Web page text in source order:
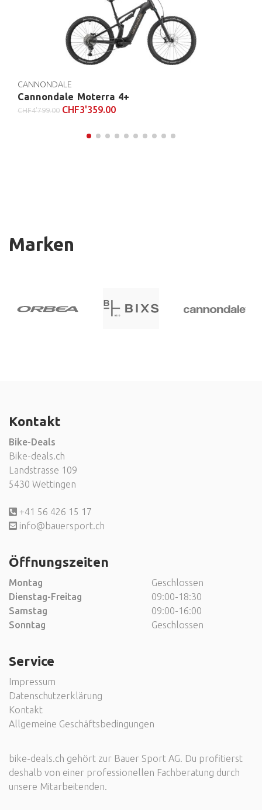
CANNONDALE
Cannondale Moterra 4+
CHF4'799.00 CHF3'359.00
Marken
Kontakt
Bike-Deals
Bike-deals.ch
Landstrasse 109
5430 Wettingen
+41 56 426 15 17
info@bauersport.ch
Öffnungszeiten
Montag
Geschlossen
Dienstag-Freitag
09:00-18:30
Samstag
09:00-16:00
Sonntag
Geschlossen
Service
Impressum
Datenschutzerklärung
Kontakt
Allgemeine Geschäftsbedingungen
bike-deals.ch gehört zur Bauer Sport AG. Du profitierst
deshalb von einer professionellen Fachberatung durch
unsere Mitarbeitenden.